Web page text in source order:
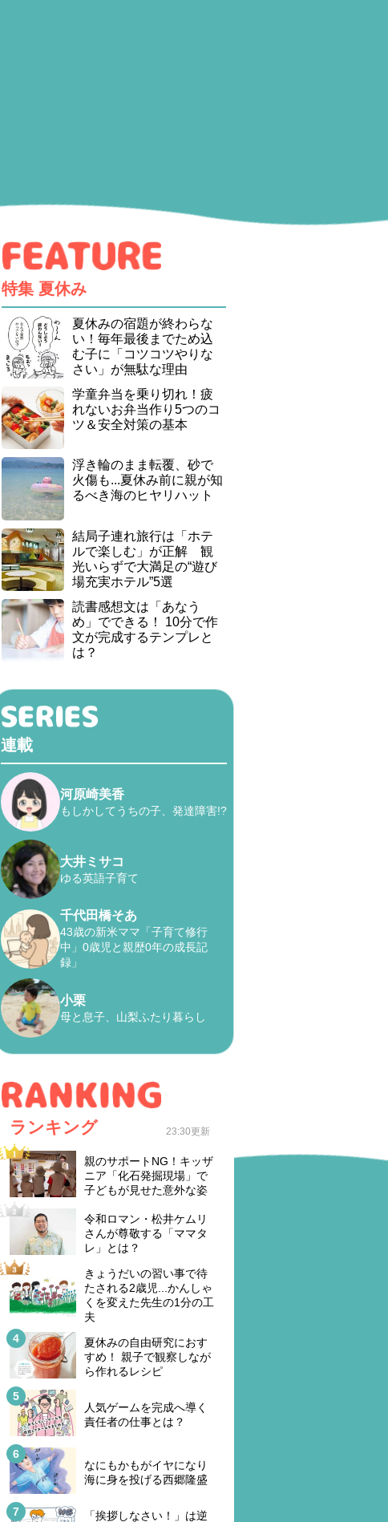
特集 夏休み
夏休みの宿題が終わらな
い！毎年最後までため込
む子に「コツコツやりな
さい」が無駄な理由
学童弁当を乗り切れ！疲
れないお弁当作り5つのコ
ツ＆安全対策の基本
浮き輪のまま転覆、砂で
火傷も...夏休み前に親が知
るべき海のヒヤリハット
結局子連れ旅行は「ホテ
ルで楽しむ」が正解 観
光いらずで大満足の“遊び
場充実ホテル”5選
読書感想文は「あなう
め」でできる！ 10分で作
文が完成するテンプレと
は？
連載
河原崎美香
もしかしてうちの子、発達障害!?
大井ミサコ
ゆる英語子育て
千代田橋そあ
43歳の新米ママ「子育て修行
中」0歳児と親歴0年の成長記
録」
小栗
母と息子、山梨ふたり暮らし
ランキング 23:30更新
親のサポートNG！キッザ
ニア「化石発掘現場」で
子どもが見せた意外な姿
令和ロマン・松井ケムリ
さんが尊敬する「ママタ
レ」とは？
きょうだいの習い事で待
たされる2歳児...かんしゃ
くを変えた先生の1分の工
夫
夏休みの自由研究におす
すめ！ 親子で観察しなが
ら作れるレシピ
人気ゲームを完成へ導く
責任者の仕事とは？
なにもかもがイヤになり
海に身を投げる西郷隆盛
「挨拶しなさい！」は逆